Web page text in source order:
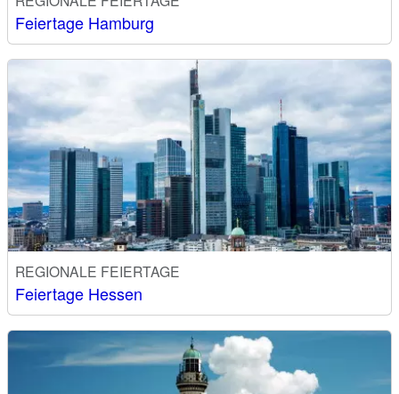
Feiertage Hamburg
REGIONALE FEIERTAGE
Feiertage Hessen